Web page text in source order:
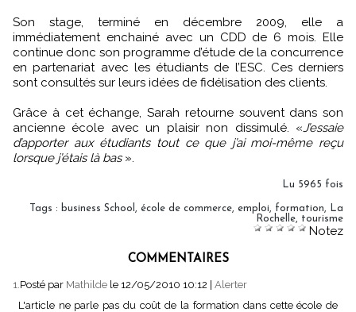
Son stage, terminé en décembre 2009, elle a
immédiatement enchainé avec un CDD de 6 mois. Elle
continue donc son programme d’étude de la concurrence
en partenariat avec les étudiants de l’ESC. Ces derniers
sont consultés sur leurs idées de fidélisation des clients.
Grâce à cet échange, Sarah retourne souvent dans son
ancienne école avec un plaisir non dissimulé. « J’essaie
d’apporter aux étudiants tout ce que j’ai moi-même reçu
lorsque j’étais là bas».
Lu 5965 fois
Tags : business School école de commerce emploi formation
La
Rochelle
tourisme
Notez
COMMENTAIRES
1. Posté par Mathilde le 12/05/2010 10:12 | Alerter
L'article ne parle pas du coût de la formation dans cette école de